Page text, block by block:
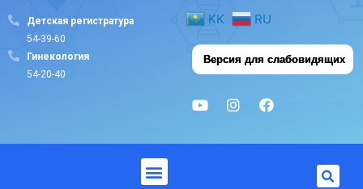
Детская регистратура
54-39-60
Гинекология
54-20-40
KK RU
Версия для слабовидящих